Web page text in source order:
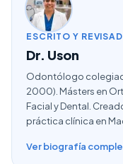
ESCRITO Y
Dr. Uson
Odontólogo
2000). Másters en
Facial y Dental.
práctica clínica en
Ver biografía